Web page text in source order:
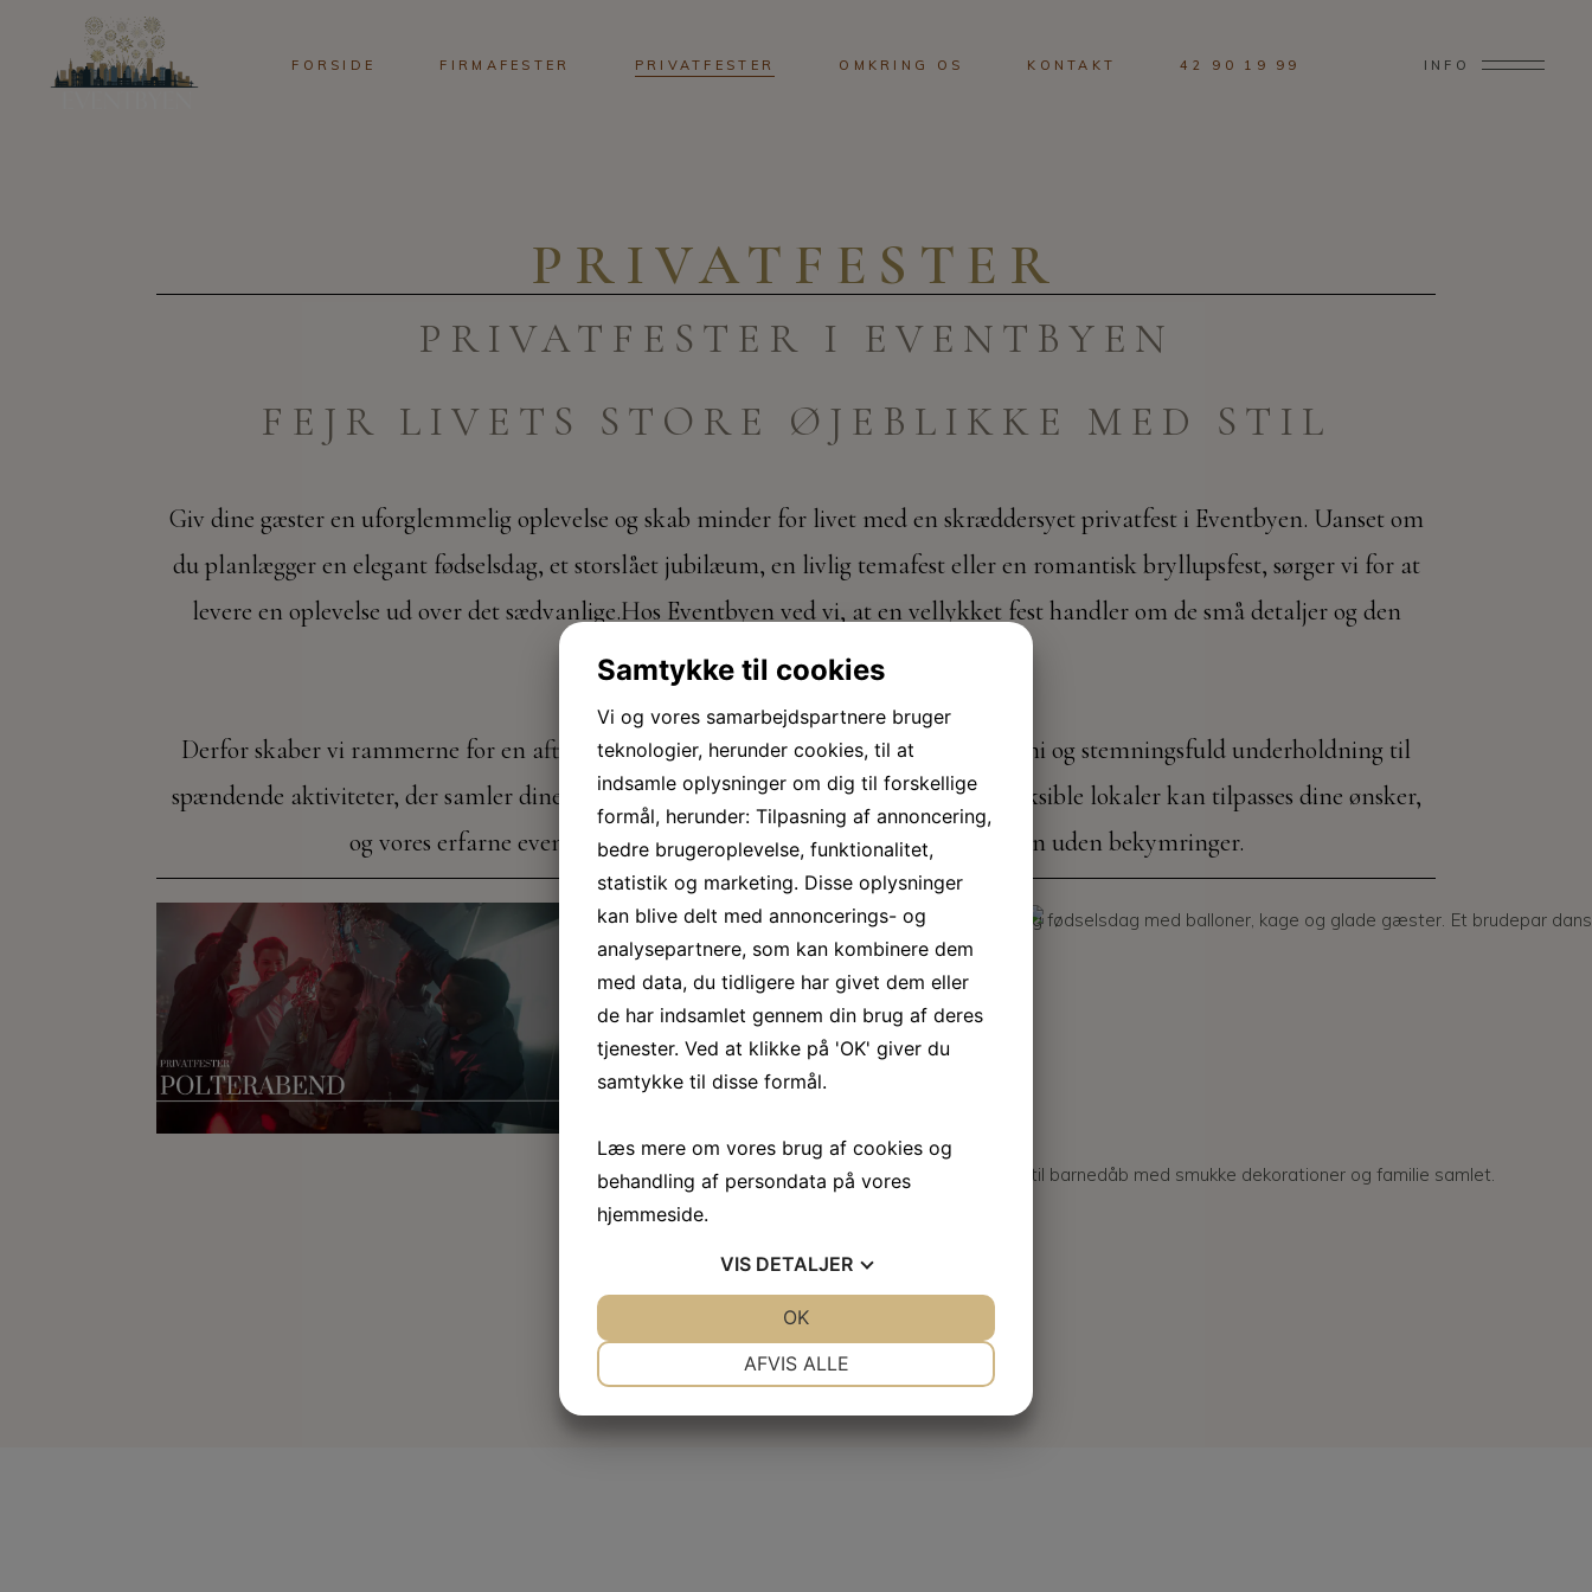
FORSIDE FIRMAFESTER PRIVATFESTER OMKRING OS KONTAKT 42 90 19 99 INFO
PRIVATFESTER
PRIVATFESTER I EVENTBYEN
FEJR LIVETS STORE ØJEBLIKKE MED STIL
Giv dine gæster en uforglemmelig oplevelse og skab minder for livet med en skræddersyet privatfest i Eventbyen. Uanset om
du planlægger en elegant fødselsdag, et storslået jubilæum, en livlig temafest eller en romantisk bryllupsfest, sørger vi for at
levere en oplevelse ud over det sædvanlige.Hos Eventbyen ved vi, at en vellykket fest handler om de små detaljer og den
rette stemning.
Derfor skaber vi rammerne for en aften fyldt med forkælelse – fra udsøgt gastronomi og stemningsfuld underholdning til
spændende aktiviteter, der samler dine gæster og løfter festen til nye højder. Vores fleksible lokaler kan tilpasses dine ønsker,
og vores erfarne eventplanlæggere sørger for, at du kan nyde aftenen uden bekymringer.
Samtykke til cookies
Vi og vores samarbejdspartnere bruger
teknologier, herunder cookies, til at
indsamle oplysninger om dig til forskellige
formål, herunder: Tilpasning af annoncering,
bedre brugeroplevelse, funktionalitet,
statistik og marketing. Disse oplysninger
kan blive delt med annoncerings- og
analysepartnere, som kan kombinere dem
med data, du tidligere har givet dem eller
de har indsamlet gennem din brug af deres
tjenester. Ved at klikke på 'OK' giver du
samtykke til disse formål.
Læs mere om vores brug af cookies og
behandling af persondata på vores
hjemmeside.
VIS DETALJER
PRÆFERENCER
AFVIS ALLE
OK